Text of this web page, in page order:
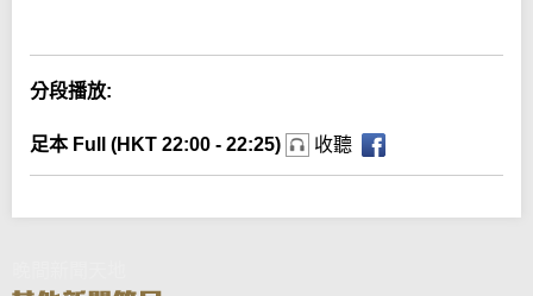
分段播放:
足本 Full (HKT 22:00 - 22:25) 收聽